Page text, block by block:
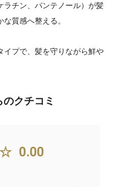
ラチン、パンテノール）が髪
質感へ整える。
イプで、髪を守りながら鮮や
クチコミ
0.00